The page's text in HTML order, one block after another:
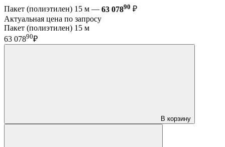
Пакет (полиэтилен) 15 м — 63 07890 ₽
Актуальная цена по запросу
Пакет (полиэтилен) 15 м
63 07890₽
В корзину